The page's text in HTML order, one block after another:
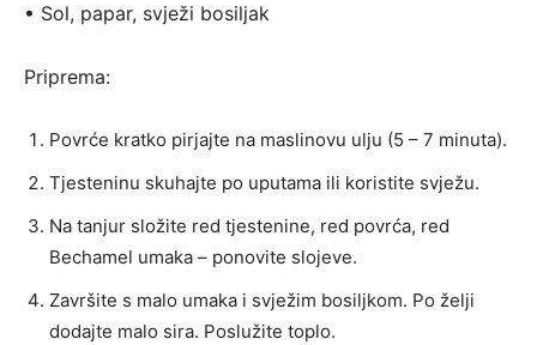
• Sol, papar, svježi bosiljak
Priprema:
Povrće kratko pirjajte na maslinovu ulju (5 – 7 minuta).
Tjesteninu skuhajte po uputama ili koristite svježu.
Na tanjur složite red tjestenine, red povrća, red
Bechamel umaka – ponovite slojeve.
Završite s malo umaka i svježim bosiljkom. Po želji
dodajte malo sira. Poslužite toplo.